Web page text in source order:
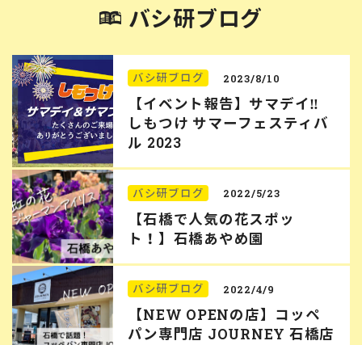
バシ研ブログ
バシ研ブログ 2023/8/10
【イベント報告】サマデイ‼︎
しもつけ サマーフェスティバ
ル 2023
バシ研ブログ 2022/5/23
【石橋で人気の花スポッ
ト！】石橋あやめ園
バシ研ブログ 2022/4/9
【NEW OPENの店】コッペ
パン専門店 JOURNEY 石橋店